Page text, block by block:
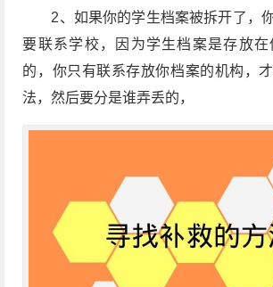
2、如果你的学生档案被拆开了，
要联系学校，因为学生档案是存放
的，你只有联系存放你档案的机构，
法，然后要分是谁弄丢的，